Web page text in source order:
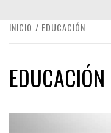
INICIO EDUCACIÓN
EDUCACIÓN